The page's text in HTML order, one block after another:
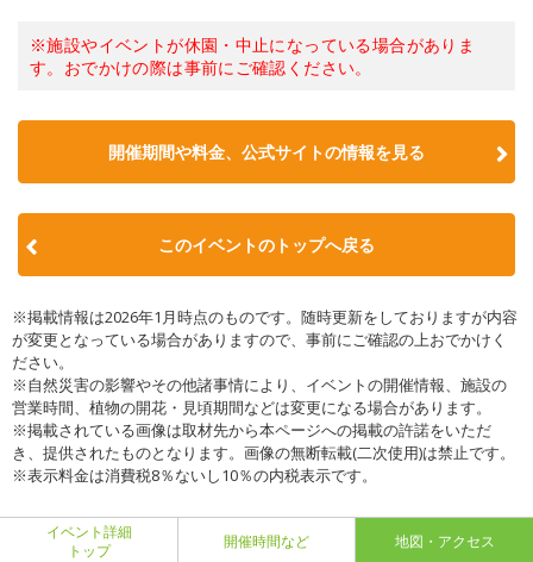
※施設やイベントが休園・中止になっている場合がありま
す。おでかけの際は事前にご確認ください。
開催期間や料金、公式サイトの情報を見る
このイベントのトップへ戻る
※掲載情報は2026年1月時点のものです。随時更新をしておりますが内容
が変更となっている場合がありますので、事前にご確認の上おでかけく
ださい。
※自然災害の影響やその他諸事情により、イベントの開催情報、施設の
営業時間、植物の開花・見頃期間などは変更になる場合があります。
※掲載されている画像は取材先から本ページへの掲載の許諾をいただ
き、提供されたものとなります。画像の無断転載(二次使用)は禁止です。
※表示料金は消費税8％ないし10％の内税表示です。
イベント詳細
トップ
開催時間など 地図・アクセス